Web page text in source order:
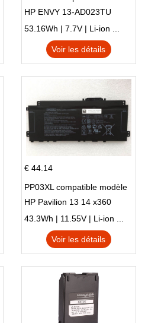
HP ENVY 13-AD023TU
HSTNN-DB8C 921438-855
TPN-I128
53.16Wh | 7.7V | Li-ion ...
Voir les détails
€ 44.14
PP03XL compatible modèle
HP Pavilion 13 14 x360
L83388-AC1 L83388-421
HSTNN-LB8S M01118-421
M01144-005 13-BB 14-DV
43.3Wh | 11.55V | Li-ion ...
Voir les détails